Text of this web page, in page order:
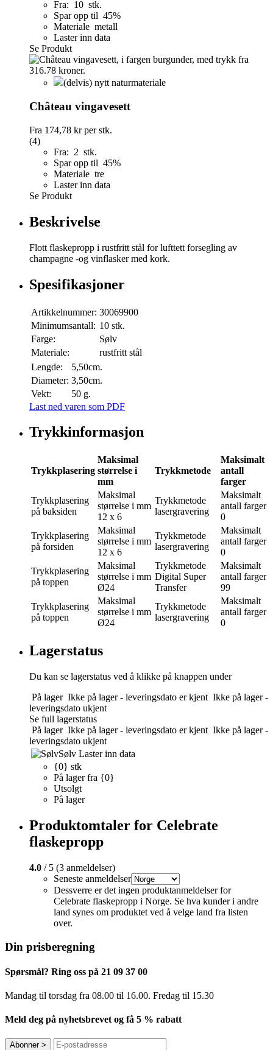
Fra: 10 stk.
Spar opp til 45%
Materiale metall
Laster inn data
Se Produkt
(delvis) nytt naturmateriale
Château vingavesett
Fra 174,78 krper stk.
(4)
Fra: 2 stk.
Spar opp til 45%
Materiale tre
Laster inn data
Se Produkt
Beskrivelse
Flott flaskepropp i rustfritt stål for lufttett forsegling av
champagne -og vinflasker med kork.
Spesifikasjoner
Artikkelnummer: 30069900
Minimumsantall: 10 stk.
Farge:
Sølv
Materiale:
rustfritt stål
Lengde:
5,50cm.
Diameter: 3,50cm.
Vekt:
50 g.
Last ned varen som PDF
Trykkinformasjon
Trykkplasering
Maksimal
størrelse i
mm
Trykkmetode
Maksimalt
antall
farger
Trykkplasering
på baksiden
Maksimal
størrelse i mm
12 x 6
Trykkmetode
lasergravering
Maksimalt
antall farger
0
Trykkplasering
på forsiden
Maksimal
størrelse i mm
12 x 6
Trykkmetode
lasergravering
Maksimalt
antall farger
0
Trykkplasering
på toppen
Maksimal
størrelse i mm
Ø24
Trykkmetode
Digital Super
Transfer
Maksimalt
antall farger
99
Trykkplasering
på toppen
Maksimal
størrelse i mm
Ø24
Trykkmetode
lasergravering
Maksimalt
antall farger
0
Lagerstatus
Du kan se lagerstatus ved å klikke på knappen under
På lager Ikke på lager - leveringsdato er kjent Ikke på lager -
leveringsdato ukjent
Se full lagerstatus
På lager Ikke på lager - leveringsdato er kjent Ikke på lager -
leveringsdato ukjent
Sølv Laster inn data
{0} stk
På lager fra {0}
Utsolgt
På lager
Produktomtaler for Celebrate
flaskepropp
4.0 / 5 (3 anmeldelser)
Seneste anmeldelser
Dessverre er det ingen produktanmeldelser for
Celebrate flaskepropp i Norge. Se hva kunder i andre
land synes om produktet ved å velge land fra listen
over.
Din prisberegning
Spørsmål? Ring oss på 21 09 37 00
Mandag til torsdag ​​fra 08.00 til 16.00. Fredag til 15.30
Meld deg på nyhetsbrevet og få 5 % rabatt
Abonner>